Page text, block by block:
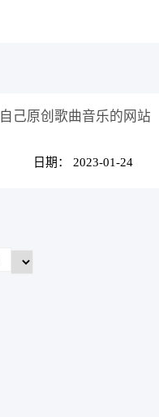
己原创歌曲音乐的网站
日期： 2023-01-24